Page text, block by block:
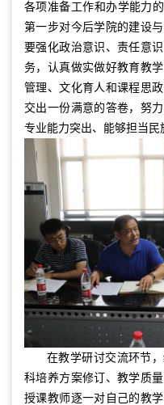
各项准备工作和办学能力
第一步对今后学院的建设
要强化政治意识、责任意
务，认真做实做好教育教
管理、文化育人和课程思
交出一份满意的答卷，努
专业能力突出、能够担当民
在教学研讨交流环节
科培养方案修订、教学质
授课教师逐一对自己的教